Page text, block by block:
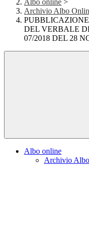
Albo online >
Archivio Albo
DEL VERBALE
07/2018 DEL 28
Albo online
Archivio